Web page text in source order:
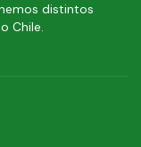
distintos
Chile.